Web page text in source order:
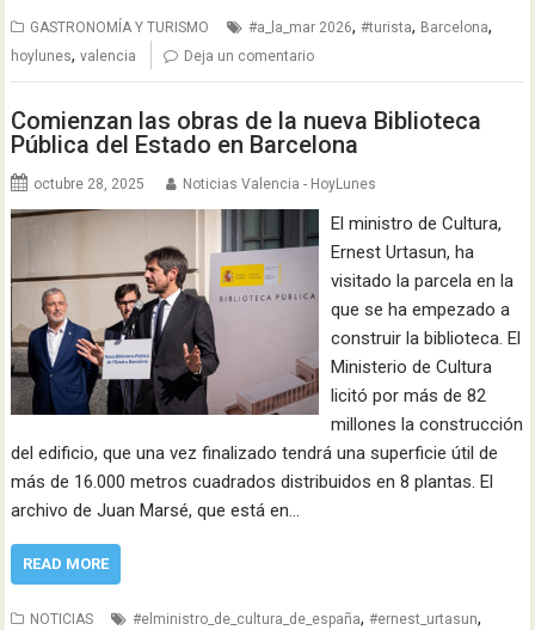
GASTRONOMÍA Y TURISMO #a_la_mar 2026,#turista, Barcelona,
hoylunes,valencia Deja un comentario
Comienzan las obras de la nueva Biblioteca
Pública del Estado en Barcelona
octubre 28, 2025 Noticias Valencia - HoyLunes
El ministro de Cultura,
Ernest Urtasun, ha
visitado la parcela en la
que se ha empezado a
construir la biblioteca. El
Ministerio de Cultura
licitó por más de 82
millones la construcción
del edificio, que una vez finalizado tendrá una superficie útil de
más de 16.000 metros cuadrados distribuidos en 8 plantas. El
archivo de Juan Marsé, que está en…
READ MORE
NOTICIAS #elministro_de_cultura_de_españa,#ernest_urtasun,